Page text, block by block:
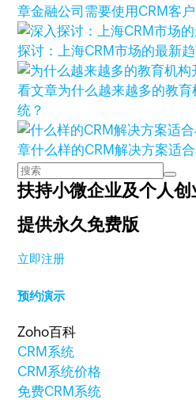
章金融公司需要使用CRM客
探讨：上海CRM市场的最新
看文章为什么越来越多的教
统？
章什么样的CRM解决方案适
扶持小微企业及个人创
提供永久免费版
立即注册
预约演示
Zoho百科
CRM系统
CRM系统价格
免费CRM系统